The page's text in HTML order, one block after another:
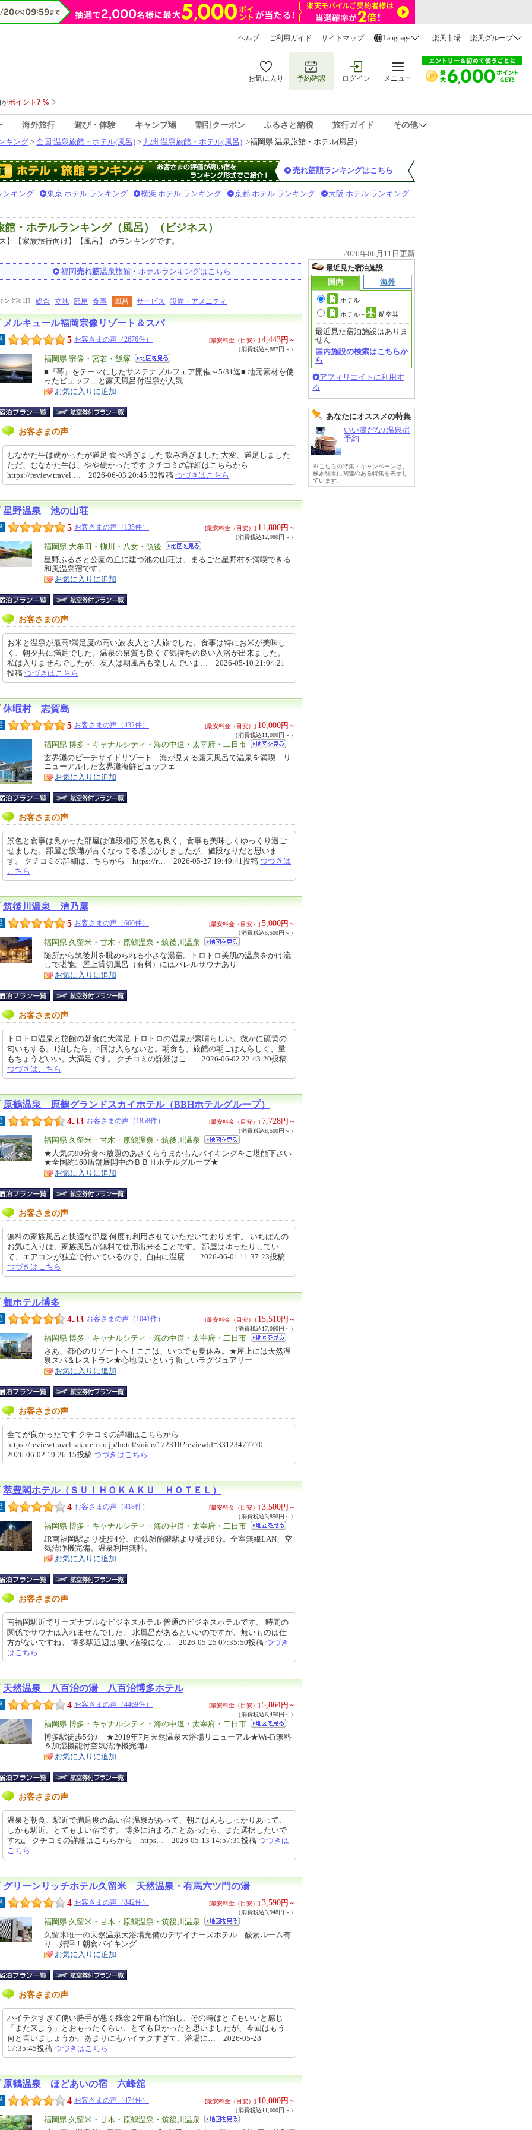
ヘルプ ご利用ガイド サイトマップ Language 楽天市場 楽天グループ
お気に入り 予約確認 ログイン メニュー
海外旅行 遊び・体験 キャンプ場 割引クーポン ふるさと納税 旅行ガイド
その他
キング > 全国 温泉旅館・ホテル(風呂) > 九州 温泉旅館・ホテル(風呂) >福岡県 温泉旅館・ホテル(風呂)
売れ筋順ランキングはこちら
ンキング 東京 ホテル ランキング 横浜 ホテル ランキング 京都 ホテル ランキング 大阪 ホテル ランキング
・ホテルランキング（風呂）（ビジネス）
】【家族旅行向け】【風呂】
のランキングです。
2026年06月11日更新
福岡売れ筋温泉旅館・ホテルランキングはこちら
ング項目] 総合 立地 部屋 食事 風呂 サービス 設備・アメニティ
メルキュール福岡宗像リゾート＆スパ
5 お客さまの声（2676件） [最安料金（目安）] 4,443円～
（消費税込4,887円～）
エ
リ
ア
福岡県 宗像・宮若・飯塚
特
徴
■『苺』をテーマにしたサステナブルフェア開催～5/31迄■ 地元素材を使
ったビュッフェと露天風呂付温泉が人気
お気に入りに追加
お客さまの声
むなかた牛は硬かったが満足 食べ過ぎました 飲み過ぎました 大変、満足しました
ただ、むなかた牛は、やや硬かったです クチコミの詳細はこちらから
https://review.travel.… 2026-06-03 20:45:32投稿 つづきはこちら
星野温泉 池の山荘
5 お客さまの声（135件） [最安料金（目安）] 11,800円～
（消費税込12,980円～）
エ
リ
ア
福岡県 大牟田・柳川・八女・筑後
特
徴
星野ふるさと公園の丘に建つ池の山荘は、まるごと星野村を満喫できる
和風温泉宿です。
お気に入りに追加
お客さまの声
お米と温泉が最高!満足度の高い旅 友人と2人旅でした。食事は特にお米が美味し
く、朝夕共に満足でした。温泉の泉質も良くて気持ちの良い入浴が出来ました。
私は入りませんでしたが、友人は朝風呂も楽しんでいま… 2026-05-10 21:04:21
投稿 つづきはこちら
休暇村 志賀島
5 お客さまの声（432件） [最安料金（目安）] 10,000円～
（消費税込11,000円～）
エ
リ
ア
福岡県 博多・キャナルシティ・海の中道・太宰府・二日市
特
徴
玄界灘のビーチサイドリゾート 海が見える露天風呂で温泉を満喫 リ
ニューアルした玄界灘海鮮ビュッフェ
お気に入りに追加
お客さまの声
景色と食事は良かった部屋は値段相応 景色も良く、食事も美味しくゆっくり過ご
せました。部屋と設備が古くなってる感じがしましたが、値段なりだと思いま
す。 クチコミの詳細はこちらから https://r… 2026-05-27 19:49:41投稿 つづきは
こちら
筑後川温泉 清乃屋
5 お客さまの声（660件） [最安料金（目安）] 5,000円～
（消費税込5,500円～）
エ
リ
ア
福岡県 久留米・甘木・原鶴温泉・筑後川温泉
特
徴
随所から筑後川を眺められる小さな湯宿。トロトロ美肌の温泉をかけ流
しで堪能。屋上貸切風呂（有料）にはバレルサウナあり
お気に入りに追加
お客さまの声
トロトロ温泉と旅館の朝食に大満足 トロトロの温泉が素晴らしい。微かに硫黄の
匂いもする。1泊したら、4回は入らないと。朝食も、旅館の朝ごはんらしく、量
もちょうどいい。大満足です。 クチコミの詳細はこ… 2026-06-02 22:43:20投稿
つづきはこちら
原鶴温泉 原鶴グランドスカイホテル（BBHホテルグループ）
4.33 お客さまの声（1858件） [最安料金（目安）] 7,728円～
（消費税込8,500円～）
エ
リ
ア
福岡県 久留米・甘木・原鶴温泉・筑後川温泉
特
徴
★人気の90分食べ放題のあさくらうまかもんバイキングをご堪能下さい
★全国約160店舗展開中のＢＢＨホテルグループ★
お気に入りに追加
お客さまの声
無料の家族風呂と快適な部屋 何度も利用させていただいております。 いちばんの
お気に入りは、家族風呂が無料で使用出来ることです。 部屋はゆったりしてい
て、エアコンが独立で付いているので、自由に温度… 2026-06-01 11:37:23投稿
つづきはこちら
都ホテル博多
4.33 お客さまの声（1041件） [最安料金（目安）] 15,510円～
（消費税込17,060円～）
エ
リ
ア
福岡県 博多・キャナルシティ・海の中道・太宰府・二日市
特
徴
さあ、都心のリゾートへ！ここは、いつでも夏休み。★屋上には天然温
泉スパ＆レストラン★心地良いという新しいラグジュアリー
お気に入りに追加
お客さまの声
全てが良かったです クチコミの詳細はこちらから
https://review.travel.rakuten.co.jp/hotel/voice/172310?reviewId=33123477770…
2026-06-02 19:26:15投稿 つづきはこちら
萃豊閣ホテル（ＳＵＩＨＯＫＡＫＵ ＨＯＴＥＬ）
4 お客さまの声（818件） [最安料金（目安）] 3,500円～
（消費税込3,850円～）
エ
リ
ア
福岡県 博多・キャナルシティ・海の中道・太宰府・二日市
特
徴
JR南福岡駅より徒歩4分、西鉄雑餉隈駅より徒歩8分。全室無線LAN、空
気清浄機完備。温泉利用無料。
お気に入りに追加
お客さまの声
南福岡駅近でリーズナブルなビジネスホテル 普通のビジネスホテルです。 時間の
関係でサウナは入れませんでした。 水風呂があるといいのですが、無いものは仕
方がないですね。 博多駅近辺は凄い値段にな… 2026-05-25 07:35:50投稿 つづき
はこちら
天然温泉 八百治の湯 八百治博多ホテル
4 お客さまの声（4469件） [最安料金（目安）] 5,864円～
（消費税込6,450円～）
エ
リ
ア
福岡県 博多・キャナルシティ・海の中道・太宰府・二日市
特
徴
博多駅徒歩5分♪ ★2019年7月天然温泉大浴場リニューアル★Wi-Fi無料
＆加湿機能付空気清浄機完備♪
お気に入りに追加
お客さまの声
温泉と朝食、駅近で満足度の高い宿 温泉があって、朝ごはんもしっかりあって、
しかも駅近。とてもよい宿です。 博多に泊まることあったら、また選択したいで
すね。 クチコミの詳細はこちらから https… 2026-05-13 14:57:31投稿 つづきは
こちら
グリーンリッチホテル久留米 天然温泉・有馬六ツ門の湯
4 お客さまの声（842件） [最安料金（目安）] 3,590円～
（消費税込3,948円～）
エ
リ
ア
福岡県 久留米・甘木・原鶴温泉・筑後川温泉
特
徴
久留米唯一の天然温泉大浴場完備のデザイナーズホテル 酸素ルーム有
り 好評！朝食バイキング
お気に入りに追加
お客さまの声
ハイテクすぎて使い勝手が悪く残念 2年前も宿泊し、その時はとてもいいと感じ
「また来よう」とおもったくらい、とても良かったと思いましたが、今回はもう
何と言いましょうか、あまりにもハイテクすぎて、浴場に… 2026-05-28
17:35:45投稿 つづきはこちら
原鶴温泉 ほどあいの宿 六峰舘
4 お客さまの声（474件） [最安料金（目安）] 10,000円～
（消費税込11,000円～）
エ
福岡県 久留米・甘木・原鶴温泉・筑後川温泉
最近見た宿泊施設
国内
海外
ホテル
ホテル+ 航空券
最近見た宿泊施設はありま
せん
国内施設の検索はこちらか
ら
アフィリエイトに利用す
る
あなたにオススメの特集
いい湯だな♪温泉宿
予約
※こちらの特集・キャンペーンは、
検索結果に関連のある特集を表示し
ています。